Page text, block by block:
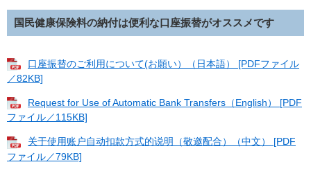
国民健康保険料の納付は便利な口座振替がオススメです
口座振替のご利用について(お願い）（日本語） [PDFファイル
／82KB]
Request for Use of Automatic Bank Transfers（English） [PDF
ファイル／115KB]
关于使用账户自动扣款方式的说明（敬邀配合）（中文） [PDF
ファイル／79KB]